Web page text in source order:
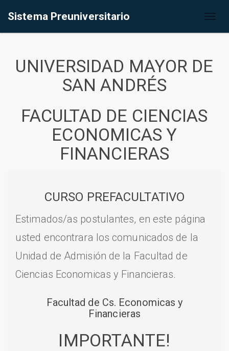
Sistema Preuniversitario
UNIVERSIDAD MAYOR DE
SAN ANDRÉS
FACULTAD DE CIENCIAS
ECONOMICAS Y
FINANCIERAS
CURSO PREFACULTATIVO
Estimados/as postulantes, en este página
usted encontrara los comunicados de la
Unidad de Admisión de la Facultad de
Ciencias Economicas y Financieras.
Facultad de Cs. Economicas y
Financieras
IMPORTANTE!